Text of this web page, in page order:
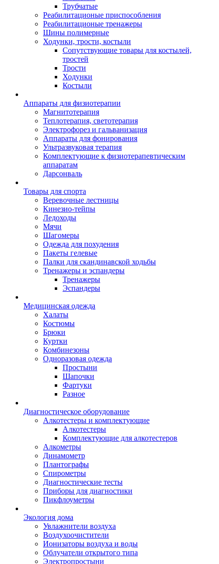
Трубчатые
Реабилитационые приспособления
Реабилитационые тренажеры
Шины полимерные
Ходунки, трости, костыли
Сопутствующие товары для костылей,
тростей
Трости
Ходунки
Костыли
Аппараты для физиотерапии
Магнитотерапия
Теплотерапия, светотерапия
Электрофорез и гальванизация
Аппараты для фонирования
Ультразвуковая терапия
Комплектующие к физиотерапевтическим
аппаратам
Дарсонваль
Товары для спорта
Веревочные лестницы
Кинезио-тейпы
Ледоходы
Мячи
Шагомеры
Одежда для похудения
Пакеты гелевые
Палки для скандинавской ходьбы
Тренажеры и эспандеры
Тренажеры
Эспандеры
Медицинская одежда
Халаты
Костюмы
Брюки
Куртки
Комбинезоны
Одноразовая одежда
Простыни
Шапочки
Фартуки
Разное
Диагностическое оборудование
Алкотестеры и комплектующие
Алкотестеры
Комплектующие для алкотестеров
Алкометры
Динамометр
Плантографы
Спирометры
Диагностические тесты
Приборы для диагностики
Пикфлоуметры
Экология дома
Увлажнители воздуха
Воздухоочистители
Ионизаторы воздуха и воды
Облучатели открытого типа
Электропростыни